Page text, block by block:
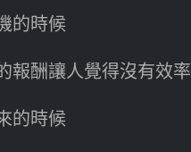
的時候
報酬讓人覺得沒有效率
的時候